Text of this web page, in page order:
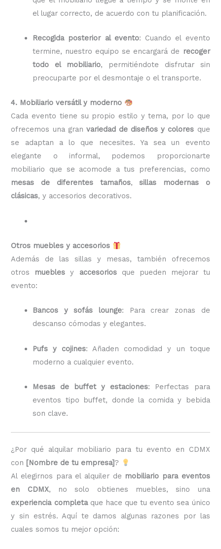
el lugar correcto, de acuerdo con tu planificación.
Recogida posterior al evento: Cuando el evento
termine, nuestro equipo se encargará de recoger
todo el mobiliario, permitiéndote disfrutar sin
preocuparte por el desmontaje o el transporte.
4. Mobiliario versátil y moderno
Cada evento tiene su propio estilo y tema, por lo que
ofrecemos una gran variedad de diseños y colores que
se adaptan a lo que necesites. Ya sea un evento
elegante o informal, podemos proporcionarte
mobiliario que se acomode a tus preferencias, como
mesas de diferentes tamaños,sillas modernas o
clásicas, y accesorios decorativos.
Otros muebles y accesorios
Además de las sillas y mesas, también ofrecemos
otros muebles y accesoriosque pueden mejorar tu
evento:
Bancos y sofás lounge: Para crear zonas de
descanso cómodas y elegantes.
Pufs y cojines: Añaden comodidad y un toque
moderno a cualquier evento.
Mesas de buffet y estaciones: Perfectas para
eventos tipo buffet, donde la comida y bebida
son clave.
¿Por qué alquilar mobiliario para tu evento en CDMX
con [Nombre de tu empresa]?
Al elegirnos para el alquiler de mobiliario para eventos
en CDMX, no solo obtienes muebles, sino una
experiencia completaque hace que tu evento sea único
y sin estrés. Aquí te damos algunas razones por las
cuales somos tu mejor opción: